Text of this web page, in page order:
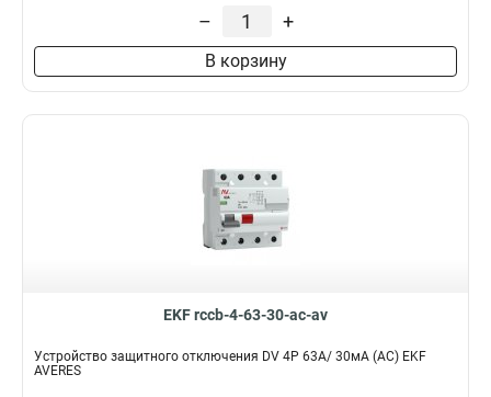
– +
В корзину
EKF rccb-4-63-30-ac-av
Устройство защитного отключения DV 4P 63А/ 30мА (AC) EKF
AVERES